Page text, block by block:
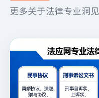
更多关于法律专业洞见